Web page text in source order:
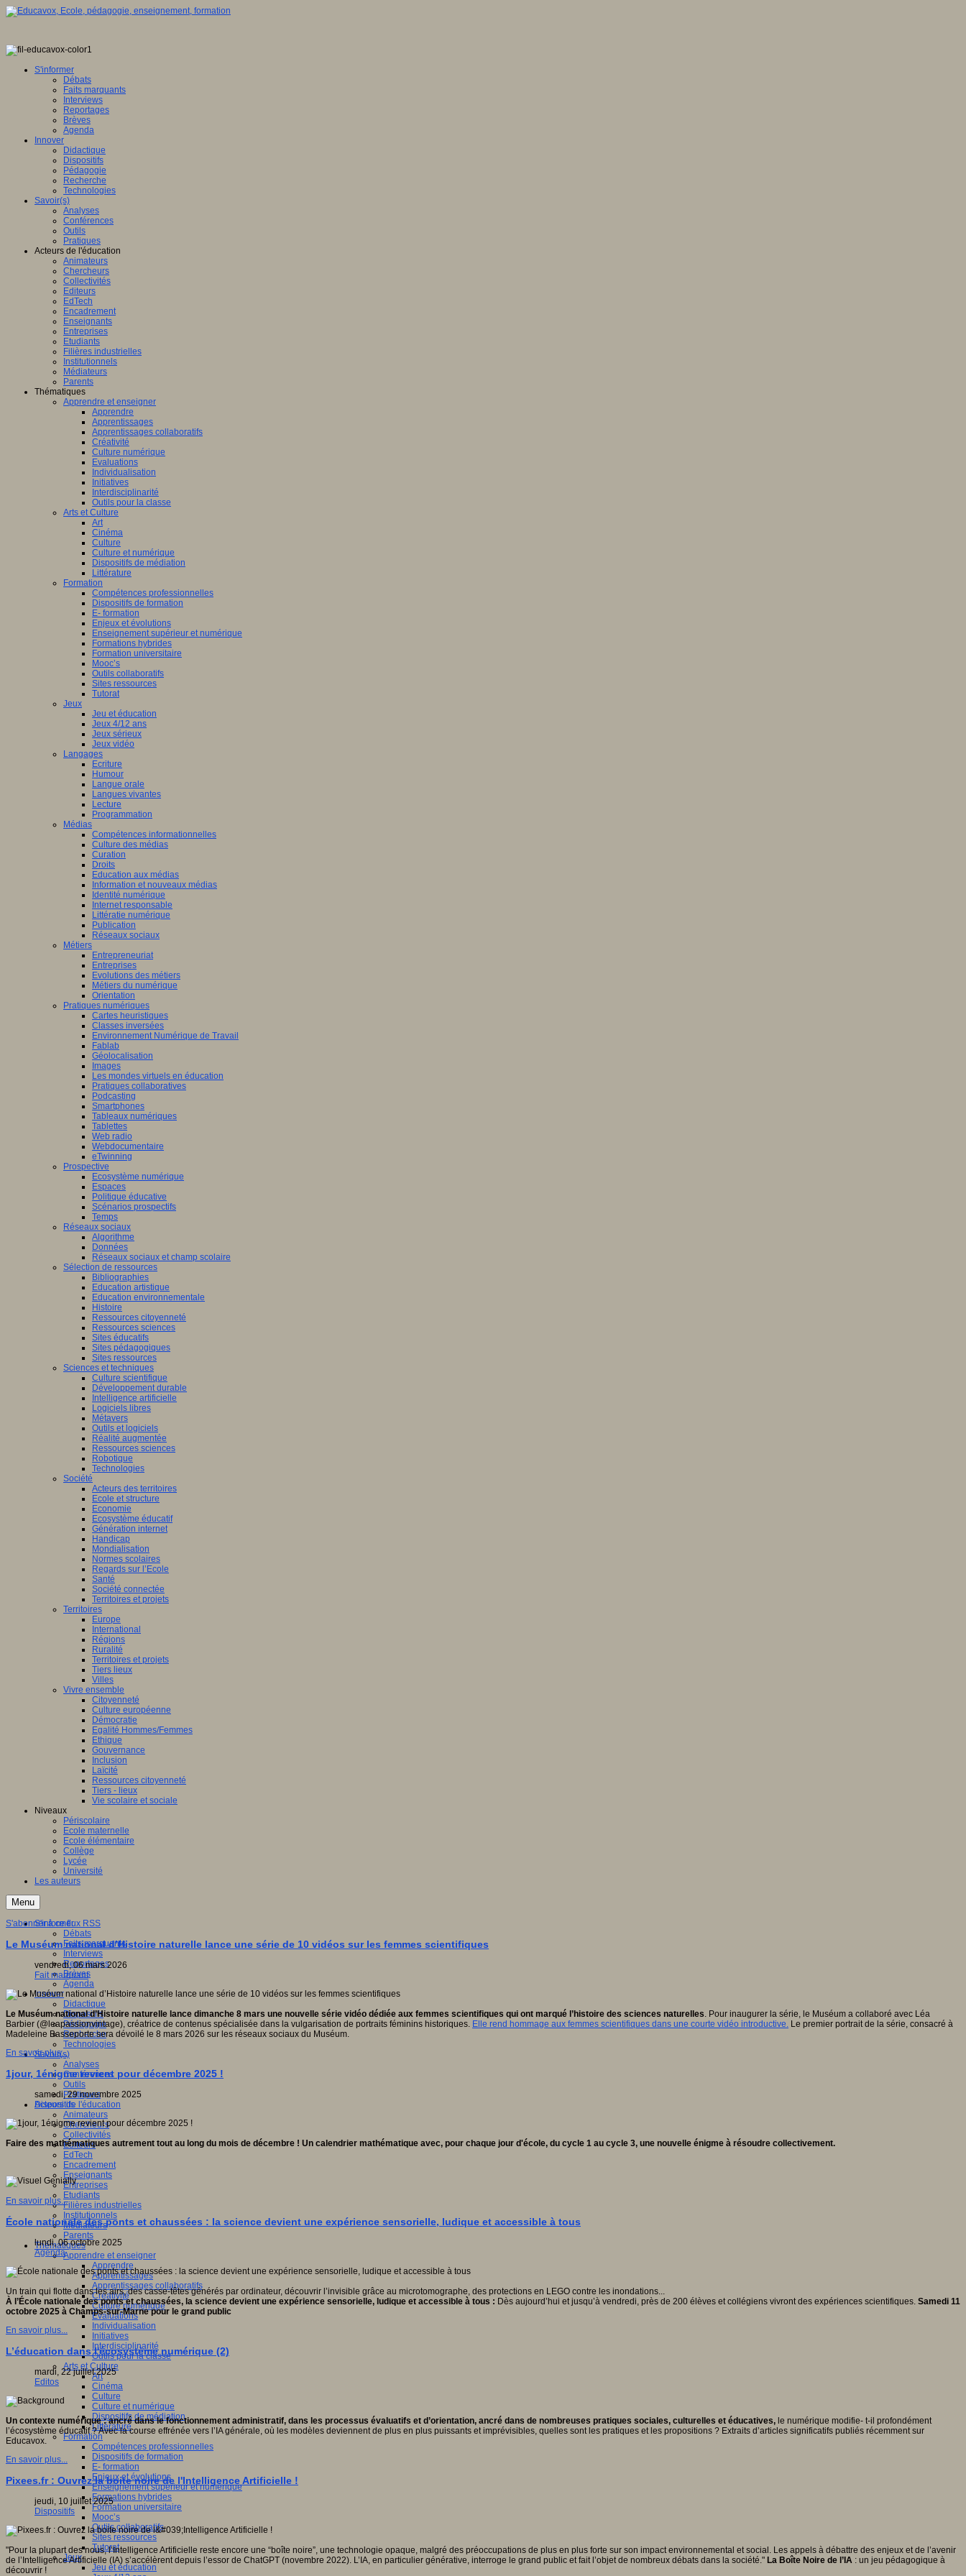
S'informer
Débats
Faits marquants
Interviews
Reportages
Brèves
Agenda
Innover
Didactique
Dispositifs
Pédagogie
Recherche
Technologies
Savoir(s)
Analyses
Conférences
Outils
Pratiques
Acteurs de l'éducation
Animateurs
Chercheurs
Collectivités
Editeurs
EdTech
Encadrement
Enseignants
Entreprises
Etudiants
Filières industrielles
Institutionnels
Médiateurs
Parents
Thématiques
Apprendre et enseigner
Apprendre
Apprentissages
Apprentissages collaboratifs
Créativité
Culture numérique
Evaluations
Individualisation
Initiatives
Interdisciplinarité
Outils pour la classe
Arts et Culture
Art
Cinéma
Culture
Culture et numérique
Dispositifs de médiation
Littérature
Formation
Compétences professionnelles
Dispositifs de formation
E- formation
Enjeux et évolutions
Enseignement supérieur et numérique
Formations hybrides
Formation universitaire
Mooc’s
Outils collaboratifs
Sites ressources
Tutorat
Jeux
Jeu et éducation
Jeux 4/12 ans
Jeux sérieux
Jeux vidéo
Langages
Ecriture
Humour
Langue orale
Langues vivantes
Lecture
Programmation
Médias
Compétences informationnelles
Culture des médias
Curation
Droits
Education aux médias
Information et nouveaux médias
Identité numérique
Internet responsable
Littératie numérique
Publication
Réseaux sociaux
Métiers
Entrepreneuriat
Entreprises
Evolutions des métiers
Métiers du numérique
Orientation
Pratiques numériques
Cartes heuristiques
Classes inversées
Environnement Numérique de Travail
Fablab
Géolocalisation
Images
Les mondes virtuels en éducation
Pratiques collaboratives
Podcasting
Smartphones
Tableaux numériques
Tablettes
Web radio
Webdocumentaire
eTwinning
Prospective
Ecosystème numérique
Espaces
Politique éducative
Scénarios prospectifs
Temps
Réseaux sociaux
Algorithme
Données
Réseaux sociaux et champ scolaire
Sélection de ressources
Bibliographies
Education artistique
Education environnementale
Histoire
Ressources citoyenneté
Ressources sciences
Sites éducatifs
Sites pédagogiques
Sites ressources
Sciences et techniques
Culture scientifique
Développement durable
Intelligence artificielle
Logiciels libres
Métavers
Outils et logiciels
Réalité augmentée
Ressources sciences
Robotique
Technologies
Société
Acteurs des territoires
Ecole et structure
Economie
Ecosystème éducatif
Génération internet
Handicap
Mondialisation
Normes scolaires
Regards sur l’Ecole
Santé
Société connectée
Territoires et projets
Territoires
Europe
International
Régions
Ruralité
Territoires et projets
Tiers lieux
Villes
Vivre ensemble
Citoyenneté
Culture européenne
Démocratie
Egalité Hommes/Femmes
Ethique
Gouvernance
Inclusion
Laïcité
Ressources citoyenneté
Tiers - lieux
Vie scolaire et sociale
Niveaux
Périscolaire
Ecole maternelle
Ecole élémentaire
Collège
Lycée
Université
Les auteurs
Menu
S'informer
Débats
Faits marquants
Interviews
Reportages
Brèves
Agenda
Innover
Didactique
Dispositifs
Pédagogie
Recherche
Technologies
Savoir(s)
Analyses
Conférences
Outils
Pratiques
Acteurs de l'éducation
Animateurs
Chercheurs
Collectivités
Editeurs
EdTech
Encadrement
Enseignants
Entreprises
Etudiants
Filières industrielles
Institutionnels
Médiateurs
Parents
Thématiques
Apprendre et enseigner
Apprendre
Apprentissages
Apprentissages collaboratifs
Créativité
Culture numérique
Evaluations
Individualisation
Initiatives
Interdisciplinarité
Outils pour la classe
Arts et Culture
Art
Cinéma
Culture
Culture et numérique
Dispositifs de médiation
Littérature
Formation
Compétences professionnelles
Dispositifs de formation
E- formation
Enjeux et évolutions
Enseignement supérieur et numérique
Formations hybrides
Formation universitaire
Mooc’s
Outils collaboratifs
Sites ressources
Tutorat
Jeux
Jeu et éducation
S'abonner à ce flux RSS
Le Muséum national d’Histoire naturelle lance une série de 10 vidéos sur les femmes scientifiques
vendredi, 06 mars 2026
Fait marquant
Le Muséum national d’Histoire naturelle lance dimanche 8 mars une nouvelle série vidéo dédiée aux femmes scientifiques qui ont marqué l’histoire des sciences naturelles. Pour inaugurer la série, le Muséum a collaboré avec Léa
Barbier (@leapassionvintage), créatrice de contenus spécialisée dans la vulgarisation de portraits féminins historiques. Elle rend hommage aux femmes scientifiques dans une courte vidéo introductive. Le premier portrait de la série, consacré à
Madeleine Basseporte sera dévoilé le 8 mars 2026 sur les réseaux sociaux du Muséum.
En savoir plus...
1jour, 1énigme revient pour décembre 2025 !
samedi, 29 novembre 2025
Dispositifs
Faire des mathématiques autrement tout au long du mois de décembre ! Un calendrier mathématique avec, pour chaque jour d'école, du cycle 1 au cycle 3, une nouvelle énigme à résoudre collectivement.
En savoir plus...
École nationale des ponts et chaussées : la science devient une expérience sensorielle, ludique et accessible à tous
lundi, 06 octobre 2025
Agenda
Un train qui flotte dans les airs, des casse-têtes générés par ordinateur, découvrir l’invisible grâce au microtomographe, des protections en LEGO contre les inondations...
À l’École nationale des ponts et chaussées, la science devient une expérience sensorielle, ludique et accessible à tous : Dès aujourd’hui et jusqu’à vendredi, près de 200 élèves et collégiens vivront des expériences scientifiques. Samedi 11
octobre 2025 à Champs-sur-Marne pour le grand public
En savoir plus...
L’éducation dans l'écosystème numérique (2)
mardi, 22 juillet 2025
Editos
Un contexte numérique : ancré dans le fonctionnement administratif, dans les processus évaluatifs et d’orientation, ancré dans de nombreuses pratiques sociales, culturelles et éducatives, le numérique modifie- t-il profondément
l’écosystème éducatif ? Avec la course effrénée vers l’IA générale, où les modèles deviennent de plus en plus puissants et imprévisibles, quelles sont les pratiques et les propositions ? Extraits d’articles significatifs publiés récemment sur
Educavox.
En savoir plus...
Pixees.fr : Ouvrez la boite noire de l'Intelligence Artificielle !
jeudi, 10 juillet 2025
Dispositifs
"Pour la plupart des nous, l’Intelligence Artificielle reste encore une “boîte noire”, une technologie opaque, malgré des préoccupations de plus en plus forte sur son impact environnemental et social. Les appels à débattre des enjeux et de l’avenir
de l’Intelligence Artificielle (IA) s’accélèrent depuis l’essor de ChatGPT (novembre 2022). L’IA, en particulier générative, interroge le grand public et fait l’objet de nombreux débats dans la société." La Boîte Noire de l’IA : un jeu pédagogique à
découvrir !